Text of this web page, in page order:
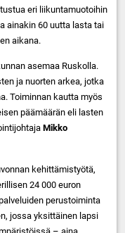
eri liikuntamuotoihin
ainakin 60 uutta lasta tai
aikana.
asemaa Ruskolla.
ja nuorten arkea, jotka
Toiminnan kautta myös
päämäärän eli lasten
Mikko
kehittämistyötä,
24 000 euron
perustoiminta
jossa yksittäinen lapsi